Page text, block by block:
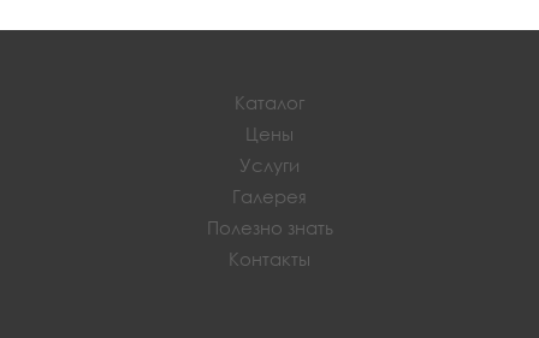
Каталог
Цены
Услуги
Галерея
Полезно знать
Контакты